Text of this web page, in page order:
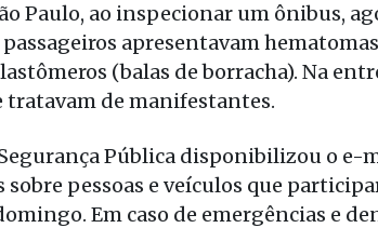
Paulo, ao inspecionar um ônibus,
apresentavam
(balas de borracha). Na
tratavam de manifestantes.
Pública disponibilizou o e-
pessoas e veículos que
Em caso de emergências e